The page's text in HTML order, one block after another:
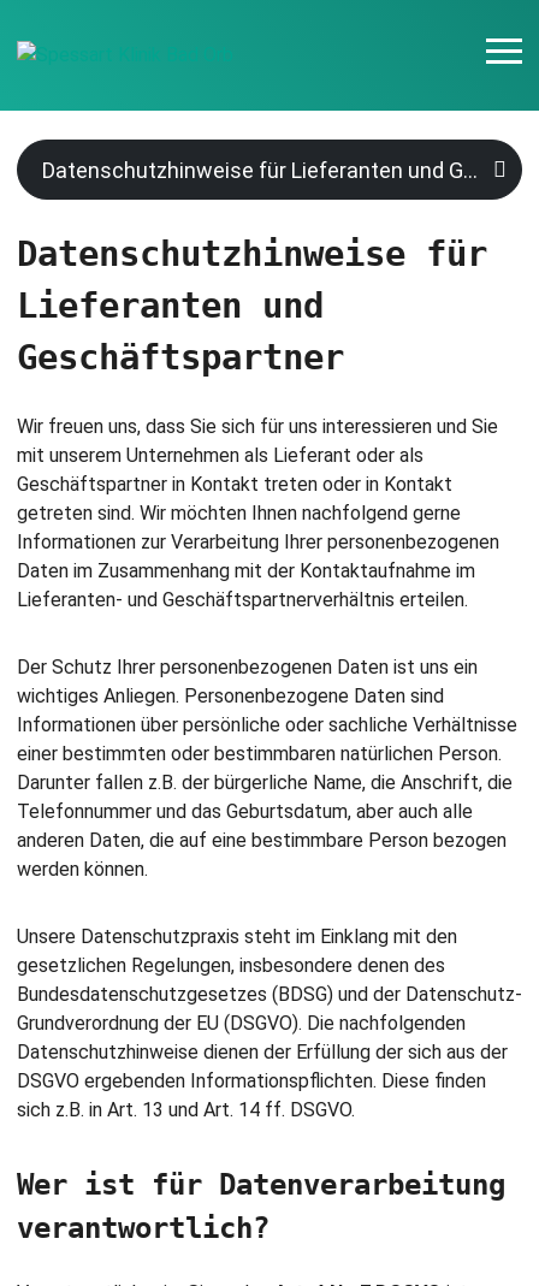
Datenschutzhinweise für Lieferanten und
Datenschutzhinweise für
Lieferanten und
Geschäftspartner
Wir freuen uns, dass Sie sich für uns interessieren und Sie
mit unserem Unternehmen als Lieferant oder als
Geschäftspartner in Kontakt treten oder in Kontakt
getreten sind. Wir möchten Ihnen nachfolgend gerne
Informationen zur Verarbeitung Ihrer personenbezogenen
Daten im Zusammenhang mit der Kontaktaufnahme im
Lieferanten- und Geschäftspartnerverhältnis erteilen.
Der Schutz Ihrer personenbezogenen Daten ist uns ein
wichtiges Anliegen. Personenbezogene Daten sind
Informationen über persönliche oder sachliche Verhältnisse
einer bestimmten oder bestimmbaren natürlichen Person.
Darunter fallen z.B. der bürgerliche Name, die Anschrift, die
Telefonnummer und das Geburtsdatum, aber auch alle
anderen Daten, die auf eine bestimmbare Person bezogen
werden können.
Unsere Datenschutzpraxis steht im Einklang mit den
gesetzlichen Regelungen, insbesondere denen des
Bundesdatenschutzgesetzes (BDSG) und der Datenschutz-
Grundverordnung der EU (DSGVO). Die nachfolgenden
Datenschutzhinweise dienen der Erfüllung der sich aus der
DSGVO ergebenden Informationspflichten. Diese finden
sich z.B. in Art. 13 und Art. 14 ff. DSGVO.
Wer ist für Datenverarbeitung
verantwortlich?